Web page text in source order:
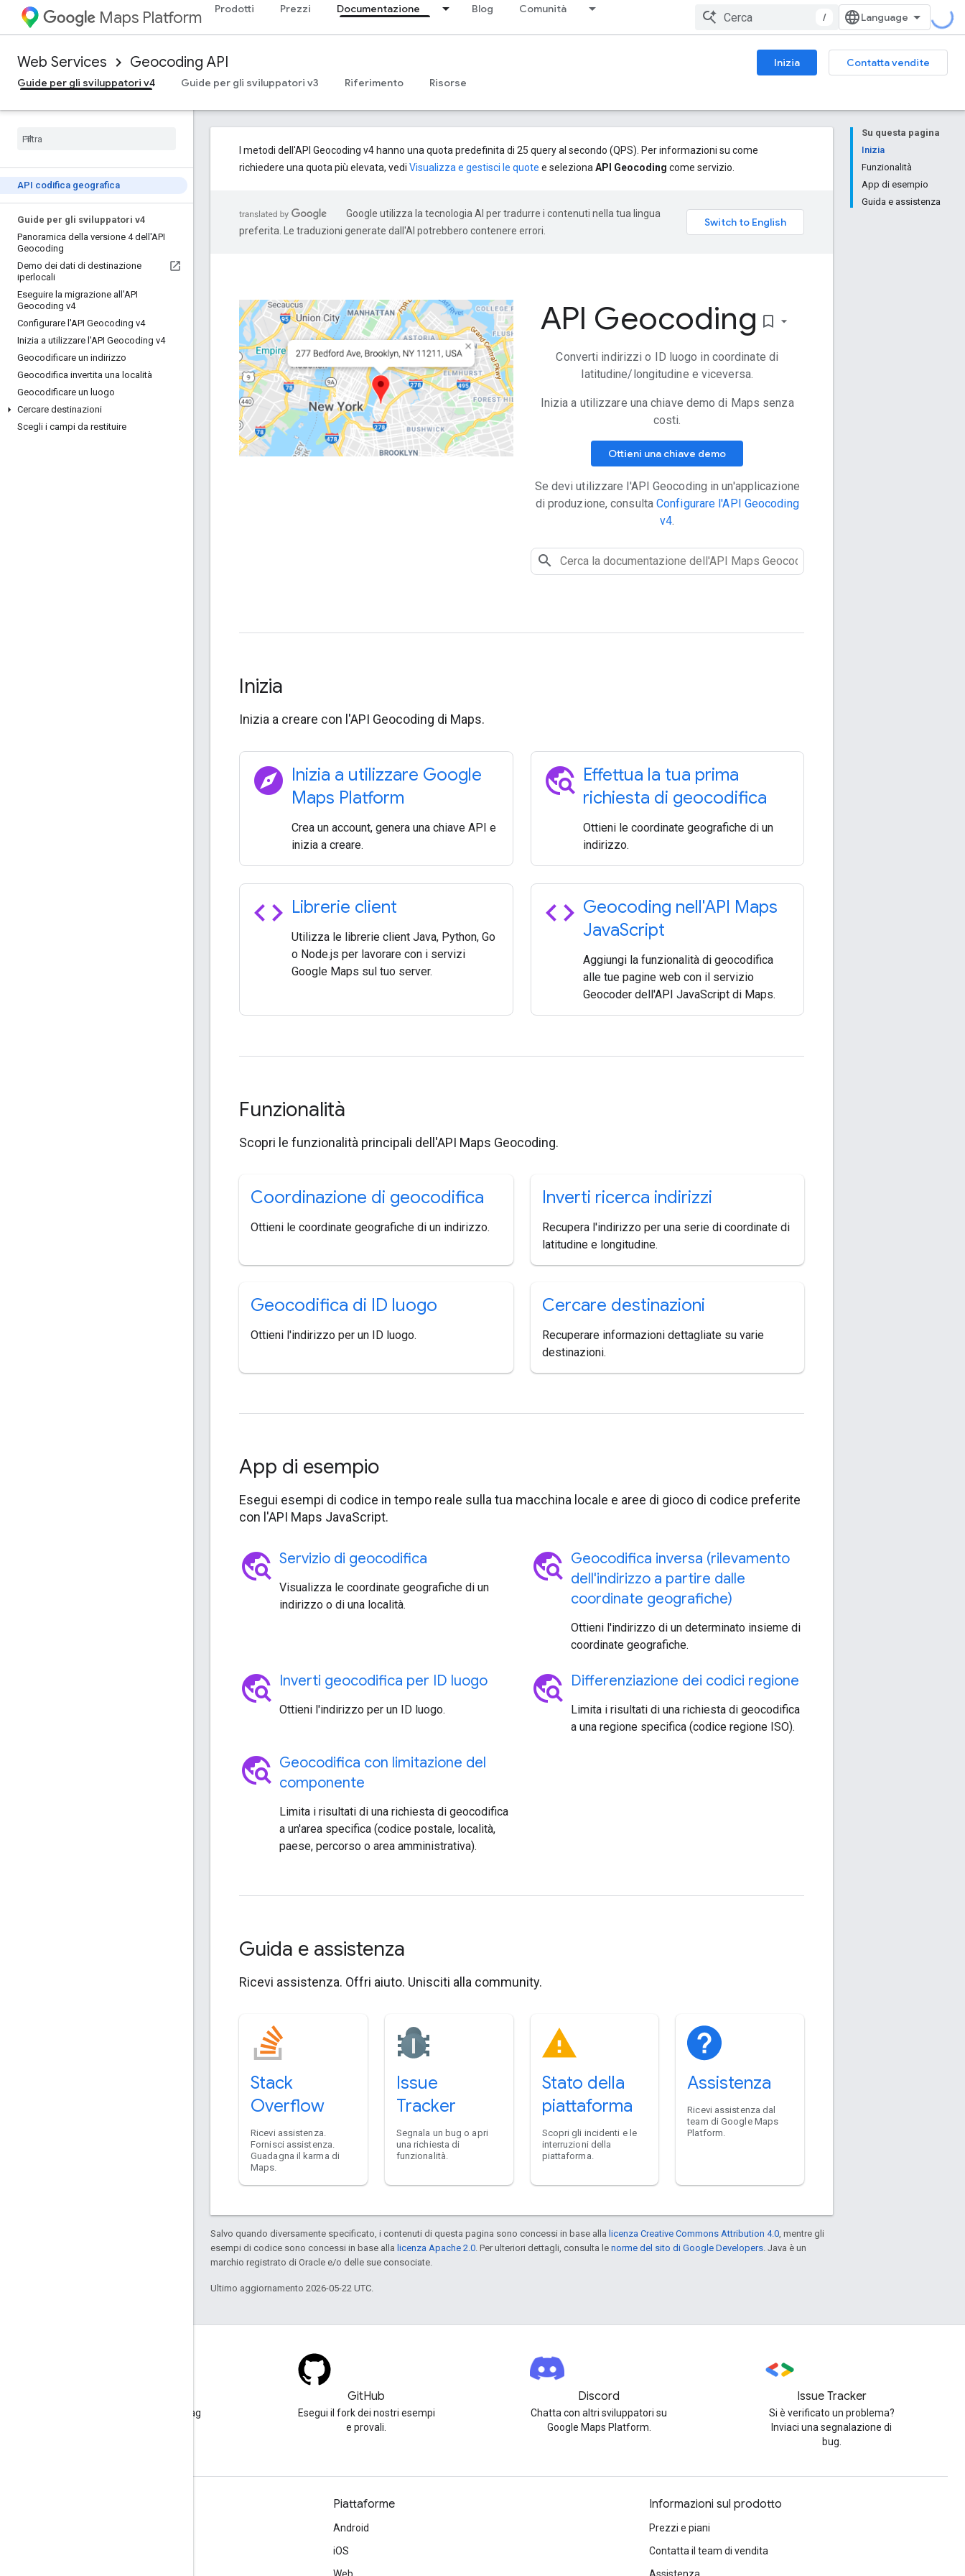
Maps Platform Prodotti Prezzi Documentazione Blog Comunità
/
Web Services Geocoding API Inizia
Contatta vendite
Guide per gli sviluppatori v4
Guide per gli sviluppatori v3 Riferimento Risorse
API codifica geografica
Guide per gli sviluppatori v4
Panoramica della versione 4 dell'API
Geocoding
Demo dei dati di destinazione
iperlocali
Eseguire la migrazione all'API
Geocoding v4
Configurare l'API Geocoding v4
Inizia a utilizzare l'API Geocoding v4
Geocodificare un indirizzo
Geocodifica invertita una località
Geocodificare un luogo
Cercare destinazioni
Scegli i campi da restituire
Su questa pagina
Inizia
Funzionalità
App di esempio
Guida e assistenza
I metodi dell'API Geocoding v4 hanno una quota predefinita di 25 query al secondo (QPS). Per informazioni su come
richiedere una quota più elevata, vedi Visualizza e gestisci le quote e seleziona API Geocoding come servizio.
Google utilizza la tecnologia AI per tradurre i contenuti nella tua lingua
preferita. Le traduzioni generate dall'AI potrebbero contenere errori.
API Geocoding bookmark_border
Converti indirizzi o ID luogo in coordinate di
latitudine/longitudine e viceversa.
Inizia a utilizzare una chiave demo di Maps senza
costi.
Ottieni una chiave demo
Se devi utilizzare l'API Geocoding in un'applicazione
di produzione, consultaConfigurare l'API Geocoding
v4.
Inizia
Inizia a creare con l'API Geocoding di Maps.
explore Inizia a utilizzare Google
Maps Platform
Crea un account, genera una chiave API e
inizia a creare.
travel_explore Effettua la tua prima
richiesta di geocodifica
Ottieni le coordinate geografiche di un
indirizzo.
code Librerie client
Utilizza le librerie client Java, Python, Go
o Node.js per lavorare con i servizi
Google Maps sul tuo server.
code Geocoding nell'API Maps
JavaScript
Aggiungi la funzionalità di geocodifica
alle tue pagine web con il servizio
Geocoder dell'API JavaScript di Maps.
Funzionalità
Scopri le funzionalità principali dell'API Maps Geocoding.
Coordinazione di geocodifica
Ottieni le coordinate geografiche di un indirizzo.
Inverti ricerca indirizzi
Recupera l'indirizzo per una serie di coordinate di
latitudine e longitudine.
Geocodifica di ID luogo
Ottieni l'indirizzo per un ID luogo.
Cercare destinazioni
Recuperare informazioni dettagliate su varie
destinazioni.
App di esempio
Esegui esempi di codice in tempo reale sulla tua macchina locale e aree di gioco di codice preferite
con l'API Maps JavaScript.
travel_explore Servizio di geocodifica
Visualizza le coordinate geografiche di un
indirizzo o di una località.
travel_explore Geocodifica inversa (rilevamento
dell'indirizzo a partire dalle
coordinate geografiche)
Ottieni l'indirizzo di un determinato insieme di
coordinate geografiche.
travel_explore Inverti geocodifica per ID luogo
Ottieni l'indirizzo per un ID luogo.
travel_explore Differenziazione dei codici regione
Limita i risultati di una richiesta di geocodifica
a una regione specifica (codice regione ISO).
travel_explore Geocodifica con limitazione del
componente
Limita i risultati di una richiesta di geocodifica
a un'area specifica (codice postale, località,
paese, percorso o area amministrativa).
Guida e assistenza
Ricevi assistenza. Offri aiuto. Unisciti alla community.
Stack
Overflow
Ricevi assistenza.
Fornisci assistenza.
Guadagna il karma di
Maps.
Issue
Tracker
Segnala un bug o apri
una richiesta di
funzionalità.
Stato della
piattaforma
Scopri gli incidenti e le
interruzioni della
piattaforma.
Assistenza
Ricevi assistenza dal
team di Google Maps
Platform.
Salvo quando diversamente specificato, i contenuti di questa pagina sono concessi in base alla licenza Creative Commons Attribution 4.0, mentre gli
esempi di codice sono concessi in base alla licenza Apache 2.0. Per ulteriori dettagli, consulta le norme del sito di Google Developers. Java è un
marchio registrato di Oracle e/o delle sue consociate.
Ultimo aggiornamento 2026-05-22 UTC.
Poni una domanda sotto il tag
GitHub
Esegui il fork dei nostri esempi
e provali.
Discord
Chatta con altri sviluppatori su
Google Maps Platform.
Issue Tracker
Si è verificato un problema?
Inviaci una segnalazione di
bug.
Piattaforme
Android
iOS
Informazioni sul prodotto
Prezzi e piani
Contatta il team di vendita